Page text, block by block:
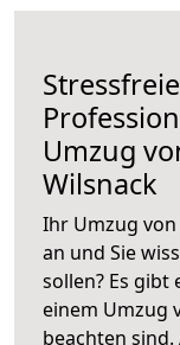
Umzug
Wilsnack
Ihr Umzug
an und Sie
sollen? Es gibt
einem Umzug
beachten sind.